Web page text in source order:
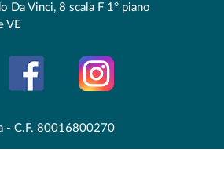
Da Vinci, 8 scala F 1° piano
VE
- C.F. 80016800270